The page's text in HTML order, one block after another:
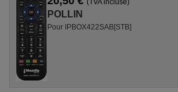
(TVA incluse)
POLLIN
Pour IPBOX422SAB[STB]